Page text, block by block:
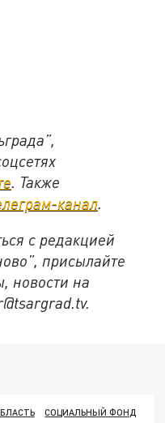
. Также
канал
с редакцией
присылайте
новости на
СОЦИАЛЬНЫЙ ФОНД